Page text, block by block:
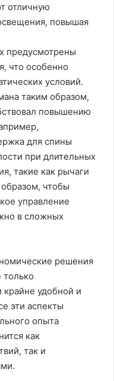
отличную
повышая
предусмотрены
что особенно
условий.
таким образом,
повышению
для спины
при длительных
такие как рычаги
чтобы
управление
в сложных
решения
удобной и
эти аспекты
опыта
как
так и